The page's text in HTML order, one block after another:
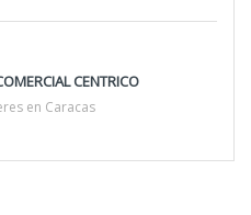
CENTRICO
en Caracas